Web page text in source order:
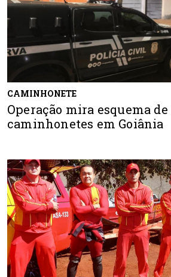
CAMINHONETE
Operação mira esquema
caminhonetes em Goiânia